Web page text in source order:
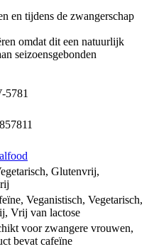
en tijdens de zwangerschap
omdat dit een natuurlijk
seizoensgebonden
5781
Glutenvrij,
Veganistisch, Vegetarisch,
Vrij van lactose
voor zwangere vrouwen,
bevat cafeïne